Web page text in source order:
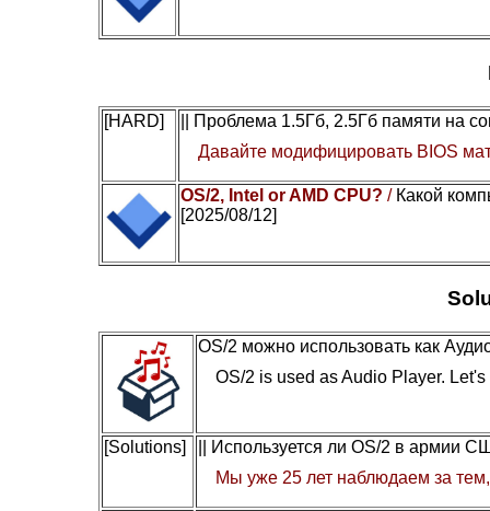
[HARD]
|| Проблема 1.5Гб, 2.5Гб памяти на
Давайте модифицировать BIOS
OS/2, Intel or AMD CPU? / Какой
[2025/08/12]
OS/2 можно использовать как
OS/2 is used as Audio Player.
[Solutions]
|| Используется ли OS/2 в армии
Мы уже 25 лет наблюдаем за